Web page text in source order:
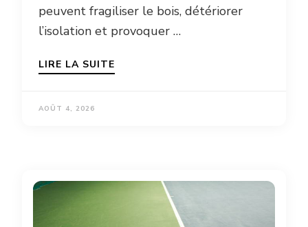
peuvent fragiliser le bois, détériorer
l’isolation et provoquer …
LIRE LA SUITE
AOÛT 4, 2026